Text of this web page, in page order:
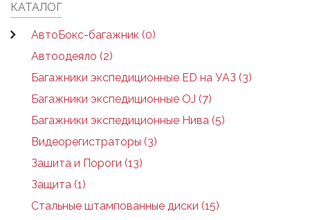
КАТАЛОГ
АвтоБокс-багажник (0)
Автоодеяло (2)
Багажники экспедиционные ED на УАЗ (3)
Багажники экспедиционные OJ (7)
Багажники экспедиционные Нива (5)
Видеорегистраторы (3)
Зашита и Пороги (13)
Защита (1)
Стальные штампованные диски (15)